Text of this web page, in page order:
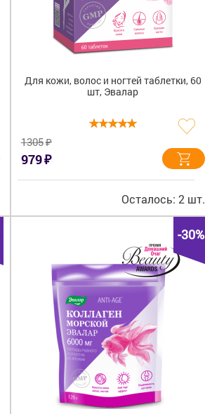
Для кожи, волос и ногтей таблетки, 60
шт, Эвалар
1305₽
979₽
Осталось: 2 шт.
-30%